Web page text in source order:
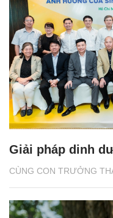
CÙNG CON TRƯỞNG
Giải pháp dinh